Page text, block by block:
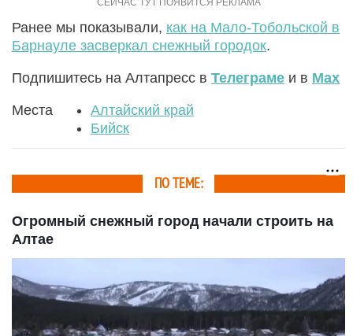
Ранее мы показывали, как на Мало-Тобольской в
Барнауле засверкал снежный городок.
Подпишитесь на Алтапресс в Телеграме и в Max
Места
Алтайский край
Бийск
ПО ТЕМЕ:
Огромный снежный город начали строить на
Алтае